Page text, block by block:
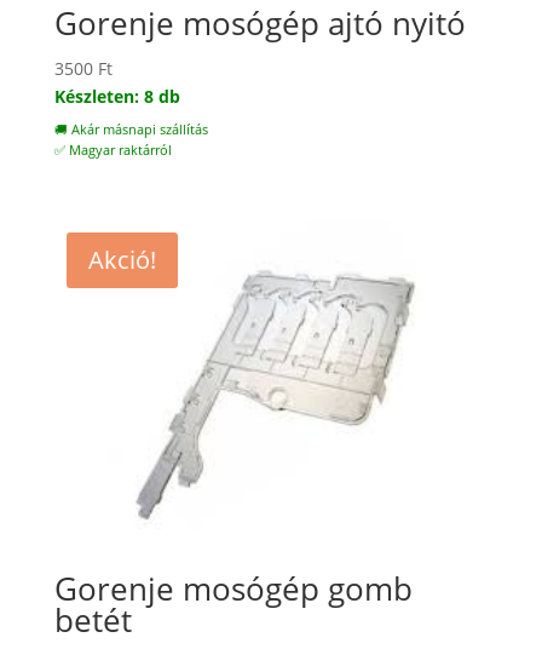
Gorenje mosógép ajtó nyitó
3500 Ft
Készleten: 8 db
🚚 Akár másnapi szállítás
✅ Magyar raktárról
Akció!
Gorenje mosógép gomb
betét